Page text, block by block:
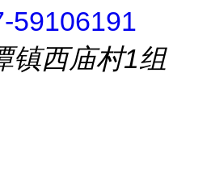
59106191
镇西庙村1组